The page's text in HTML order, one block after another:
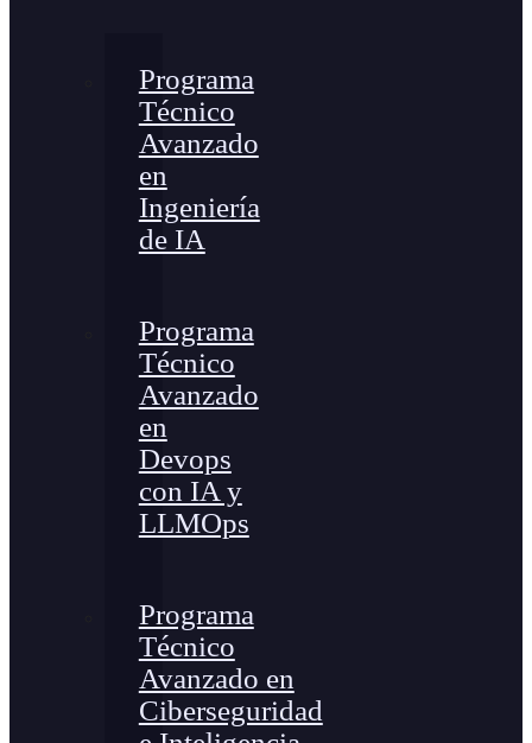
Programa
Técnico
Avanzado
en
Ingeniería
de IA
Programa
Técnico
Avanzado
en
Devops
con IA y
LLMOps
Programa
Técnico
Avanzado en
Ciberseguridad